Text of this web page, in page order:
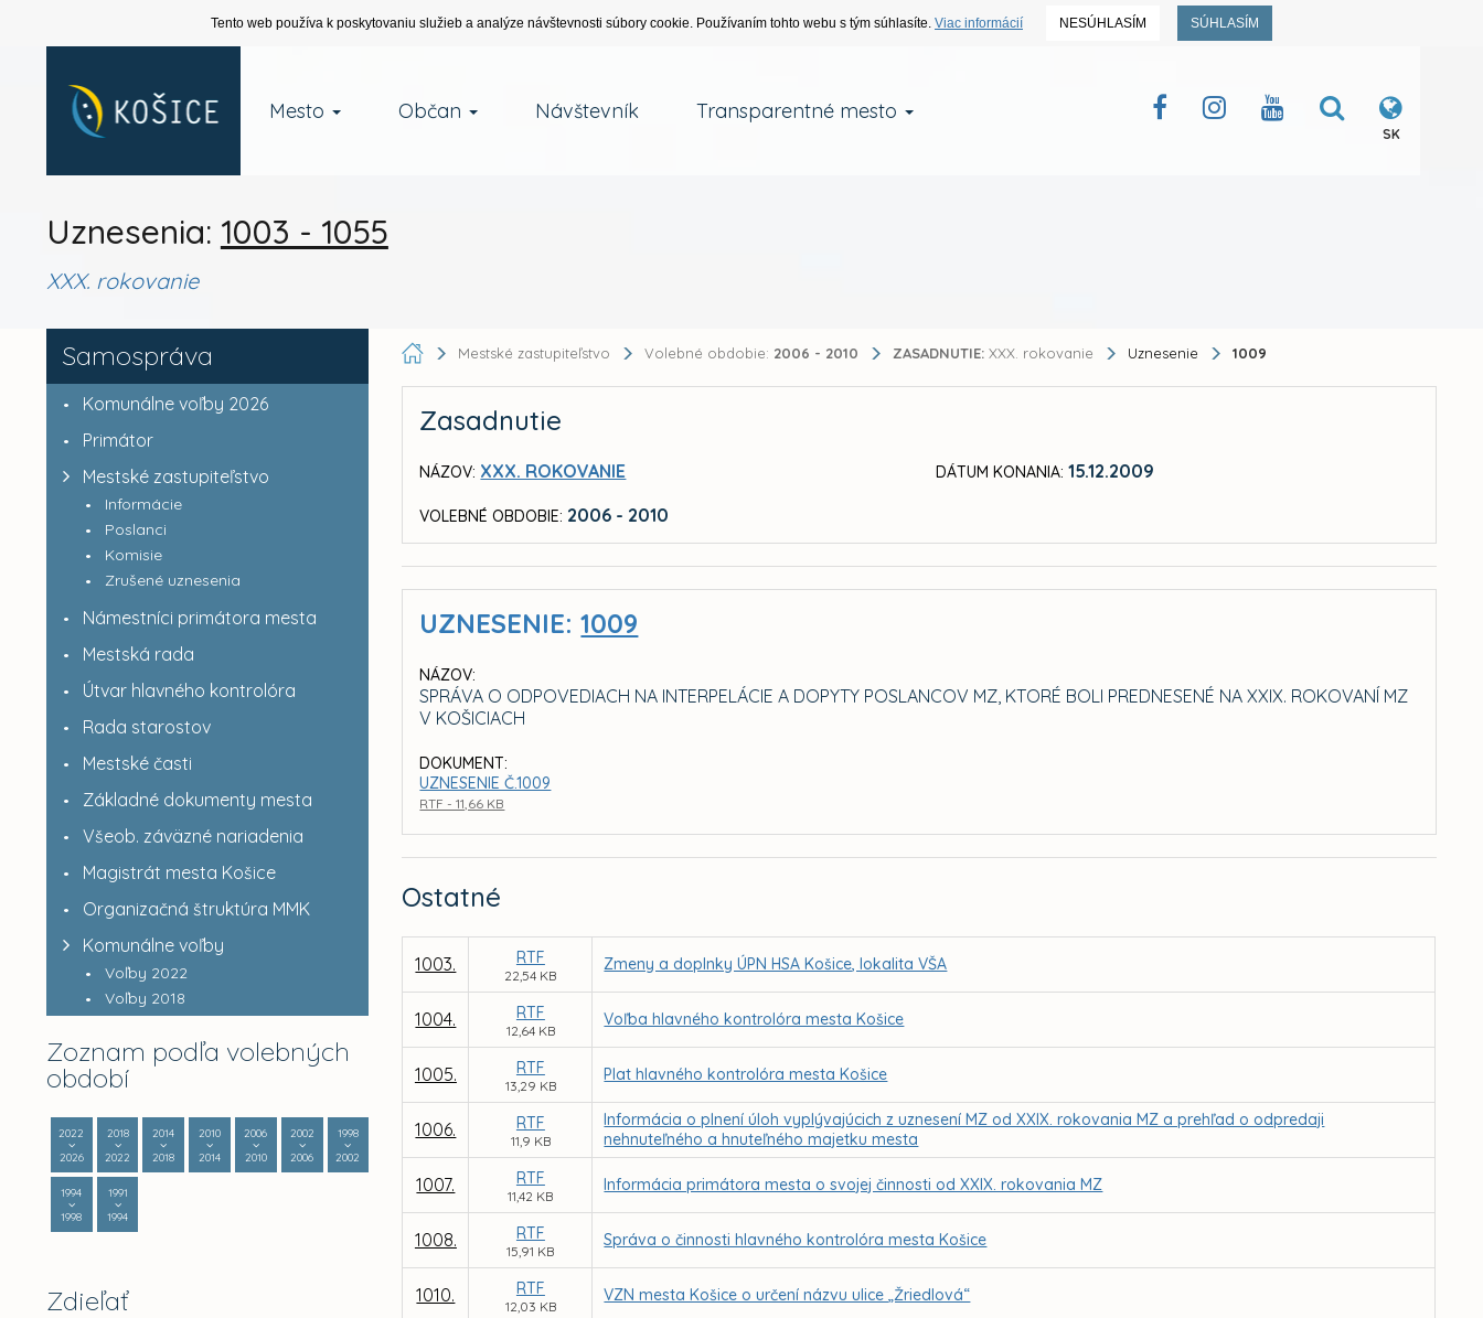
Tento web používa k poskytovaniu služieb a analýze návštevnosti súbory cookie. Používaním tohto webu s tým súhlasíte. Viac informácií NESÚHLASÍM SÚHLASÍM
Mesto Občan Návštevník Transparentné mesto
SK
Uznesenia: 1003 - 1055
XXX. rokovanie
Samospráva
Komunálne voľby 2026
Primátor
Mestské zastupiteľstvo
Informácie
Poslanci
Komisie
Zrušené uznesenia
Námestníci primátora mesta
Mestská rada
Útvar hlavného kontrolóra
Rada starostov
Mestské časti
Základné dokumenty mesta
Všeob. záväzné nariadenia
Magistrát mesta Košice
Organizačná štruktúra MMK
Komunálne voľby
Voľby 2022
Voľby 2018
Zoznam podľa volebných
období
2022
2026
2018
2022
2014
2018
2010
2014
2006
2010
2002
2006
1998
2002
1994
1998
1991
1994
Zdieľať
Mestské zastupiteľstvo Volebné obdobie: 2006 - 2010 ZASADNUTIE: XXX. rokovanie Uznesenie 1009
Zasadnutie
NÁZOV: XXX. ROKOVANIE
VOLEBNÉ OBDOBIE: 2006 - 2010
DÁTUM KONANIA: 15.12.2009
UZNESENIE:1009
NÁZOV:
SPRÁVA O ODPOVEDIACH NA INTERPELÁCIE A DOPYTY POSLANCOV MZ, KTORÉ BOLI PREDNESENÉ NA XXIX. ROKOVANÍ MZ
V KOŠICIACH
DOKUMENT:
UZNESENIE Č.1009
RTF - 11,66 KB
Ostatné
1003. RTF
22,54 KB
Zmeny a doplnky ÚPN HSA Košice, lokalita VŠA
1004. RTF
12,64 KB
Voľba hlavného kontrolóra mesta Košice
1005. RTF
13,29 KB
Plat hlavného kontrolóra mesta Košice
1006. RTF
11,9 KB
Informácia o plnení úloh vyplývajúcich z uznesení MZ od XXIX. rokovania MZ a prehľad o odpredaji
nehnuteľného a hnuteľného majetku mesta
1007. RTF
11,42 KB
Informácia primátora mesta o svojej činnosti od XXIX. rokovania MZ
1008. RTF
15,91 KB
Správa o činnosti hlavného kontrolóra mesta Košice
1010. RTF
12,03 KB
VZN mesta Košice o určení názvu ulice „Žriedlová“